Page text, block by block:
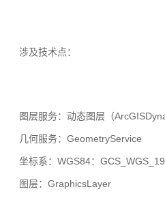
涉及技术点：
图层服务：动态图层（
几何服务：GeometryService
坐标系：WGS84：
图层：GraphicsLayer